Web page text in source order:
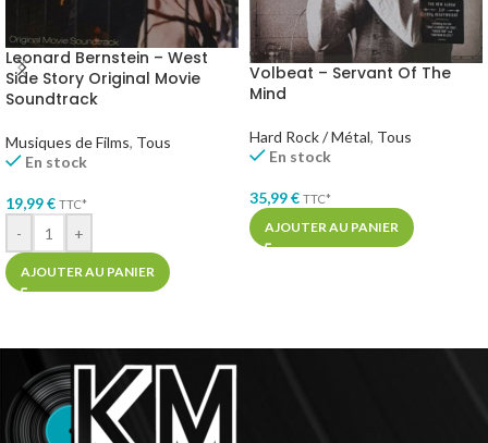
Leonard Bernstein – West
Side Story Original Movie
Soundtrack
Musiques de Films, Tous
En stock
19,99€ TTC*
- +
AJOUTER AU PANIER
Volbeat – Servant Of The
Mind
Hard Rock / Métal, Tous
En stock
35,99€ TTC*
AJOUTER AU PANIER